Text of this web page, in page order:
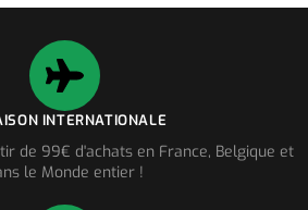
INTERNATIONALE
de 99€ d'achats en France, Belgique et
le Monde entier !